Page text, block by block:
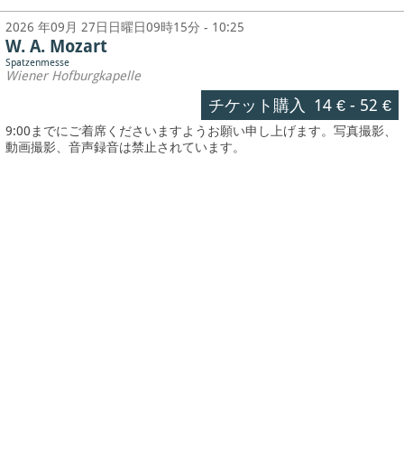
2026 年09月 27日日曜日09時15分 - 10:25
W. A. Mozart
Spatzenmesse
Wiener Hofburgkapelle
チケット購入 14 €- 52 €
9:00までにご着席くださいますようお願い申し上げます。写真撮影、
動画撮影、音声録音は禁止されています。